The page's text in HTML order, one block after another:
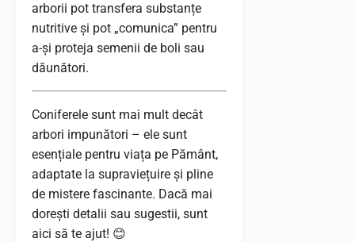
arborii pot transfera substanțe
nutritive și pot „comunica” pentru
a-și proteja semenii de boli sau
dăunători.
Coniferele sunt mai mult decât
arbori impunători – ele sunt
esențiale pentru viața pe Pământ,
adaptate la supraviețuire și pline
de mistere fascinante. Dacă mai
dorești detalii sau sugestii, sunt
aici să te ajut! 😊